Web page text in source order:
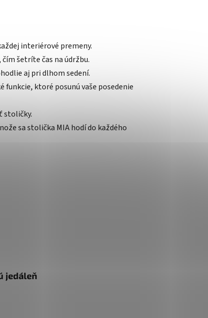
interiérové premeny.
šetríte čas na údržbu.
aj pri dlhom sedení.
funkcie, ktoré posunú vaše posedenie
stoličky.
sa stolička MIA hodí do každého
jedáleň